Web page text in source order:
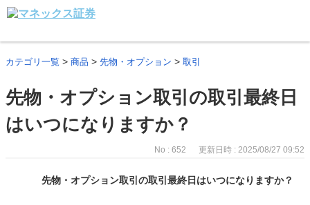
カテゴリ一覧 > 商品 > 先物・オプション > 取引
先物・オプション取引の取引最終日
はいつになりますか？
No : 652 更新日時 : 2025/08/27 09:52
先物・オプション取引の取引最終日はいつになりますか？